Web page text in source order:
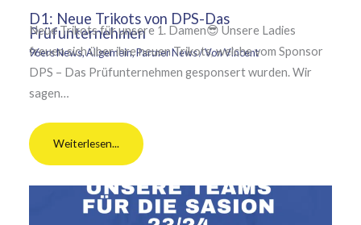
D1: Neue Trikots von DPS-Das
Prüfunternehmen
96ers News,Allgemein,Partner News/ VonVincent
Neue Trikots für unsere 1. Damen😎 Unsere Ladies
freuen sich über ihre neuen Trikots, welche vom Sponsor
DPS – Das Prüfunternehmen gesponsert wurden. Wir
sagen…
Weiterlesen...